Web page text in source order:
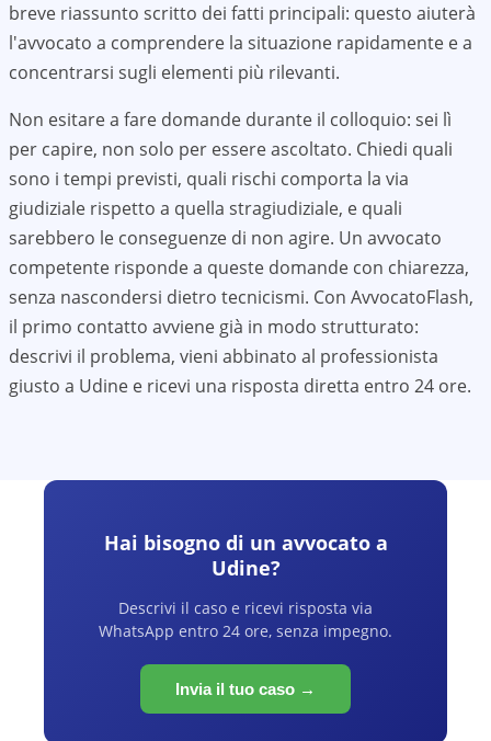
breve riassunto scritto dei fatti principali: questo aiuterà
l'avvocato a comprendere la situazione rapidamente e a
concentrarsi sugli elementi più rilevanti.
Non esitare a fare domande durante il colloquio: sei lì
per capire, non solo per essere ascoltato. Chiedi quali
sono i tempi previsti, quali rischi comporta la via
giudiziale rispetto a quella stragiudiziale, e quali
sarebbero le conseguenze di non agire. Un avvocato
competente risponde a queste domande con chiarezza,
senza nascondersi dietro tecnicismi. Con AvvocatoFlash,
il primo contatto avviene già in modo strutturato:
descrivi il problema, vieni abbinato al professionista
giusto a Udine e ricevi una risposta diretta entro 24 ore.
Hai bisogno di un avvocato a
Udine?
Descrivi il caso e ricevi risposta via
WhatsApp entro 24 ore, senza impegno.
Invia il tuo caso →